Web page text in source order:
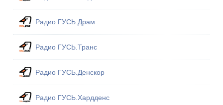
Радио ГУСЬ.Драм
Радио ГУСЬ.Транс
Радио ГУСЬ.Денскор
Радио ГУСЬ.Хардденс